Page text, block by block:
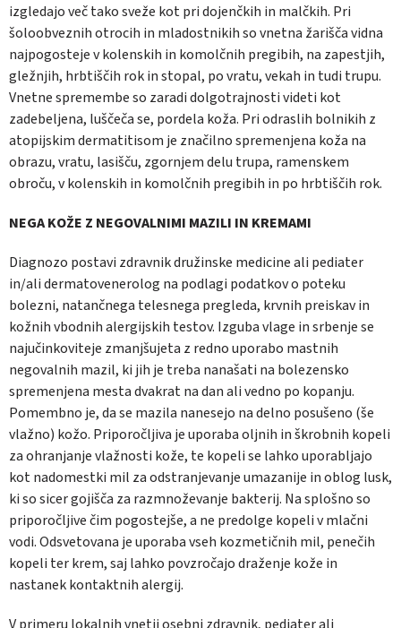
izgledajo več tako sveže kot pri dojenčkih in malčkih. Pri
šoloobveznih otrocih in mladostnikih so vnetna žarišča vidna
najpogosteje v kolenskih in komolčnih pregibih, na zapestjih,
gležnjih, hrbtiščih rok in stopal, po vratu, vekah in tudi trupu.
Vnetne spremembe so zaradi dolgotrajnosti videti kot
zadebeljena, luščeča se, pordela koža. Pri odraslih bolnikih z
atopijskim dermatitisom je značilno spremenjena koža na
obrazu, vratu, lasišču, zgornjem delu trupa, ramenskem
obroču, v kolenskih in komolčnih pregibih in po hrbtiščih rok.
NEGA KOŽE Z NEGOVALNIMI MAZILI IN KREMAMI
Diagnozo postavi zdravnik družinske medicine ali pediater
in/ali dermatovenerolog na podlagi podatkov o poteku
bolezni, natančnega telesnega pregleda, krvnih preiskav in
kožnih vbodnih alergijskih testov. Izguba vlage in srbenje se
najučinkoviteje zmanjšujeta z redno uporabo mastnih
negovalnih mazil, ki jih je treba nanašati na bolezensko
spremenjena mesta dvakrat na dan ali vedno po kopanju.
Pomembno je, da se mazila nanesejo na delno posušeno (še
vlažno) kožo. Priporočljiva je uporaba oljnih in škrobnih kopeli
za ohranjanje vlažnosti kože, te kopeli se lahko uporabljajo
kot nadomestki mil za odstranjevanje umazanije in oblog lusk,
ki so sicer gojišča za razmnoževanje bakterij. Na splošno so
priporočljive čim pogostejše, a ne predolge kopeli v mlačni
vodi. Odsvetovana je uporaba vseh kozmetičnih mil, penečih
kopeli ter krem, saj lahko povzročajo draženje kože in
nastanek kontaktnih alergij.